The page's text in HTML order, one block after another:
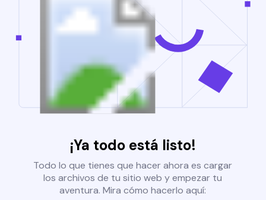
¡Ya todo está listo!
Todo lo que tienes que hacer ahora es cargar
los archivos de tu sitio web y empezar tu
aventura. Mira cómo hacerlo aquí: